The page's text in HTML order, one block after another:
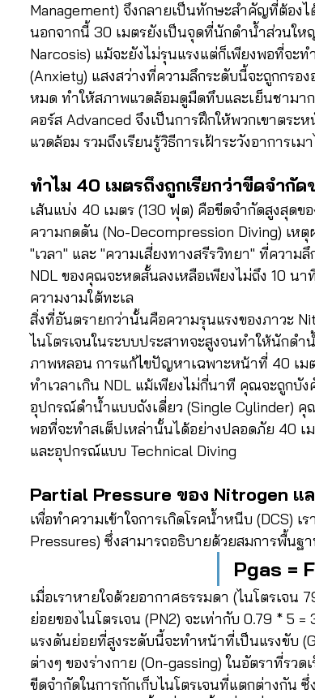
Management) จึงกลายเป็นทักษะสำคัญที่ต้องไ
นอกจากนี้ 30 เมตรยังเป็นจุดที่นักดำน้ำส่วนให
Narcosis) แม้จะยังไม่รุนแรงแต่ก็เพียงพอที่จะ
(Anxiety) แสงสว่างที่ความลึกระดับนี้จะถูกกรอ
หมด ทำให้สภาพแวดล้อมดูมืดทึบและเย็นชามา
คอร์ส Advanced จึงเป็นการฝึกให้พวกเขาตระ
แวดล้อม รวมถึงเรียนรู้วิธีการเฝ้าระวังอาการเ
ทำไม 40 เมตรถึงถูกเรียกว่าขีดจำกั
เส้นแบ่ง 40 เมตร (130 ฟุต) คือขีดจำกัดสูงสุด
ความกดดัน (No-Decompression Diving) เห
"เวลา" และ "ความเสี่ยงทางสรีรวิทยา" ที่ความ
NDL ของคุณจะหดสั้นลงเหลือเพียงไม่ถึง 10 น
ความงามใต้ทะเล
สิ่งที่อันตรายกว่านั้นคือความรุนแรงของภาวะ
ไนโตรเจนในระบบประสาทจะสูงจนทำให้นักด
ภาพหลอน การแก้ไขปัญหาเฉพาะหน้าที่ 40 เม
ทำเวลาเกิน NDL แม้เพียงไม่กี่นาที คุณจะถูกบั
อุปกรณ์ดำน้ำแบบถังเดี่ยว (Single Cylinder) คุ
พอที่จะทำสเต็ปเหล่านั้นได้อย่างปลอดภัย 40
และอุปกรณ์แบบ Technical Diving
Partial Pressure ของ Nitrogen แ
เพื่อทำความเข้าใจการเกิดโรคน้ำหนีบ (DCS)
Pressures) ซึ่งสามารถอธิบายด้วยสมการพื้นฐ
Pgas =
เมื่อเราหายใจด้วยอากาศธรรมดา (ไนโตรเจน
ย่อยของไนโตรเจน (PN2) จะเท่ากับ 0.79 * 5 =
แรงดันย่อยที่สูงระดับนี้จะทำหน้าที่เป็นแรงขับ
ต่างๆ ของร่างกาย (On-gassing) ในอัตราที่รว
ขีดจำกัดในการกักเก็บไนโตรเจนที่แตกต่างกัน